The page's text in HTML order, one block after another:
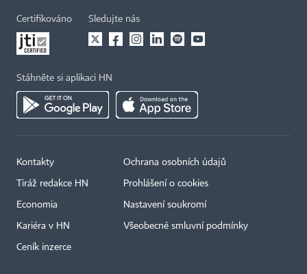
Certifikováno Sledujte nás
Stáhněte si aplikaci HN
Kontakty
Tiráž redakce HN
Economia
Kariéra v HN
Ceník inzerce
Ochrana osobních údajů
Prohlášení o cookies
Nastavení soukromí
Všeobecné smluvní podmínky